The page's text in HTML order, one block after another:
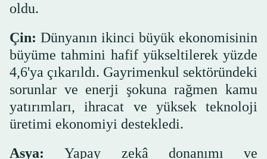
oldu.
Çin: Dünyanın ikinci büyük ekonomisinin
büyüme tahmini hafif yükseltilerek yüzde
4,6'ya çıkarıldı. Gayrimenkul sektöründeki
sorunlar ve enerji şokuna rağmen kamu
yatırımları, ihracat ve yüksek teknoloji
üretimi ekonomiyi destekledi.
Asya:Yapay zekâ donanımı ve